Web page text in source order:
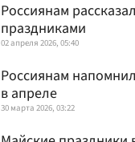
Россиянам
праздниками
02 апреля 2026, 05:40
Россиянам
в апреле
30 марта 2026, 03:22